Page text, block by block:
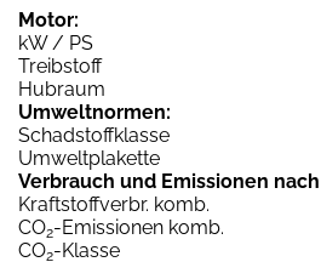
Motor:
kW / PS
Treibstoff
Hubraum
Umweltnormen:
Schadstoffklasse
Umweltplakette
Verbrauch und Emissionen nach
Kraftstoffverbr. komb.
CO2-Emissionen komb.
CO2-Klasse